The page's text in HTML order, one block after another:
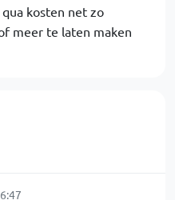
kosten net zo
meer te laten maken